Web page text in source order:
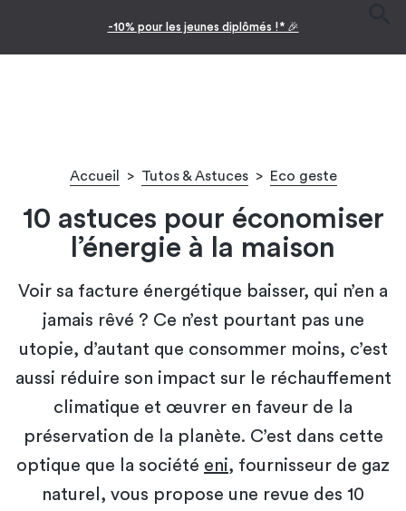
Facilitez vos achats avec le paiement en 10x
Accueil > Tutos & Astuces > Eco geste
10 astuces pour économiser
l’énergie à la maison
Voir sa facture énergétique baisser, qui n’en a
jamais rêvé ? Ce n’est pourtant pas une
utopie, d’autant que consommer moins, c’est
aussi réduire son impact sur le réchauffement
climatique et œuvrer en faveur de la
préservation de la planète. C’est dans cette
optique que la société eni, fournisseur de gaz
naturel, vous propose une revue des 10